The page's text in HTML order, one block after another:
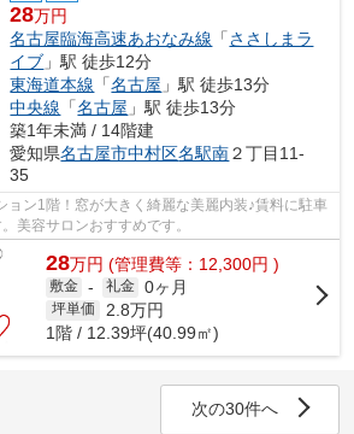
28万円
名古屋臨海高速あおなみ線 「ささしまラ
イブ 」駅 徒歩12分
東海道本線 「名古屋 」駅 徒歩13分
中央線 「名古屋 」駅 徒歩13分
築1年未満 / 14階建
愛知県名古屋市中村区名駅南２丁目11-
35
ョン1階！窓が大きく綺麗な美麗内装♪賃料に駐車
美容サロンおすすめです。
28万円 (管理費等：12,300円 )
敷金 - 礼金 0ヶ月
坪単価 2.8万円
1階 / 12.39坪(40.99㎡)
次の30件へ